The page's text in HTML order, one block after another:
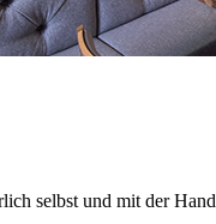
selbst und mit der Hand